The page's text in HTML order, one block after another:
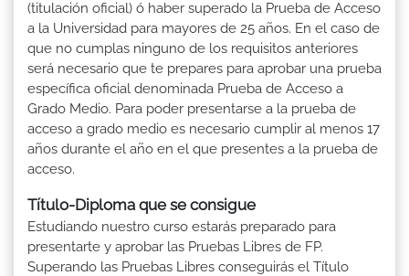
(titulación oficial) ó haber superado la Prueba de Acceso
a la Universidad para mayores de 25 años. En el caso de
que no cumplas ninguno de los requisitos anteriores
será necesario que te prepares para aprobar una prueba
específica oficial denominada Prueba de Acceso a
Grado Medio. Para poder presentarse a la prueba de
acceso a grado medio es necesario cumplir al menos 17
años durante el año en el que presentes a la prueba de
acceso.
Título-Diploma que se consigue
Estudiando nuestro curso estarás preparado para
presentarte y aprobar las Pruebas Libres de FP.
Superando las Pruebas Libres conseguirás el Título